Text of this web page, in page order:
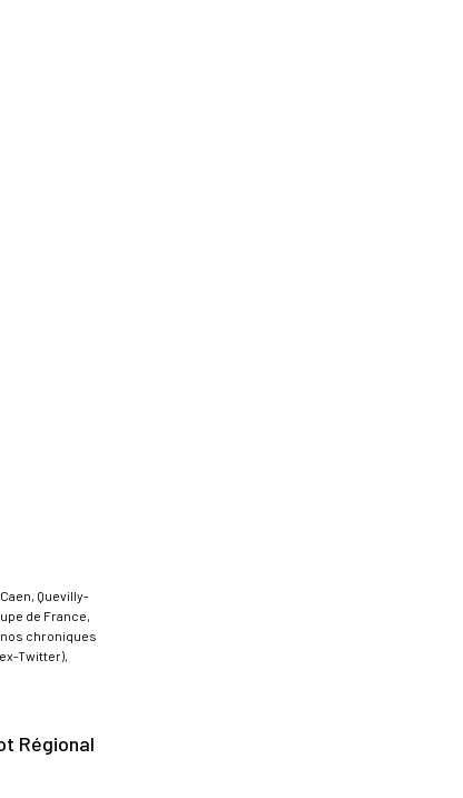
Quevilly-
de France,
chroniques
Twitter),
Régional